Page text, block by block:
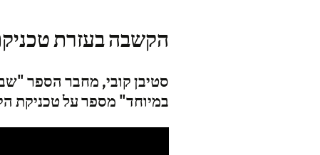
הקשבה בעזרת
סטיבן קובי, מחבר הספר
במיוחד" מספר על טכניקת